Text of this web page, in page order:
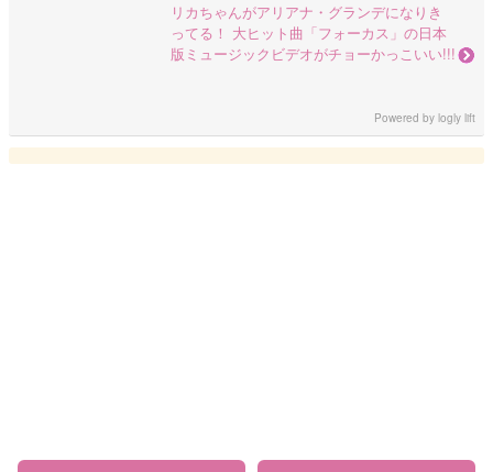
リカちゃんがアリアナ・グランデになりき
ってる！ 大ヒット曲「フォーカス」の日本
版ミュージックビデオがチョーかっこいい!!!
Powered bylogly lift